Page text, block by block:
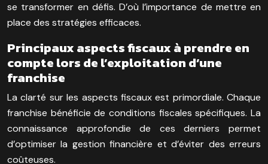
se transformer en défis. D’où l’importance de mettre en
place des stratégies efficaces.
Principaux aspects fiscaux à prendre en
compte lors de l’exploitation d’une
franchise
La clarté sur les aspects fiscaux est primordiale. Chaque
franchise bénéficie de conditions fiscales spécifiques. La
connaissance approfondie de ces derniers permet
d’optimiser la gestion financière et d’éviter des erreurs
coûteuses.